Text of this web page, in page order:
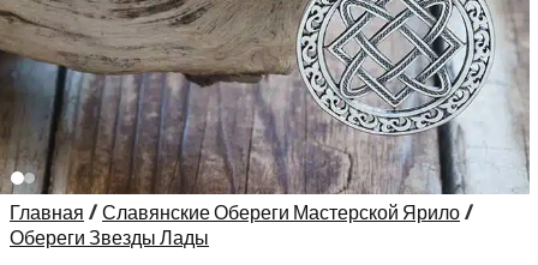
Главная /Славянские Обереги Мастерской Ярило/
Обереги Звезды Лады